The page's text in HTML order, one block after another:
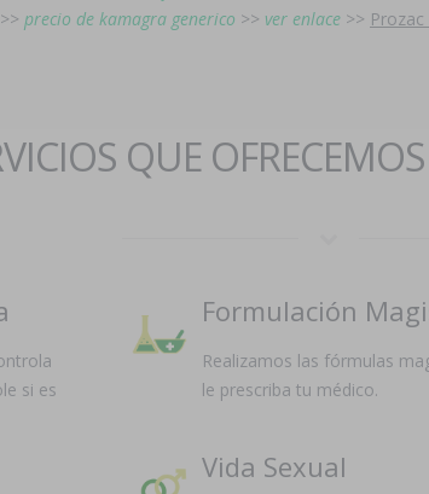
precio de kamagra generico >> ver enlace >>
QUE
si es
Formulación
Realizamos las fórmulas
le prescriba tu médico.
Vida Sexual